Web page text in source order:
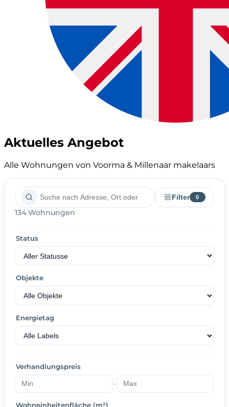
Aktuelles Angebot
Alle Wohnungen von Voorma & Millenaar makelaars
Filter 0
134 Wohnungen
Status
Objekte
Energietag
Verhandlungspreis
–
Wohneinheitenfläche (m²)